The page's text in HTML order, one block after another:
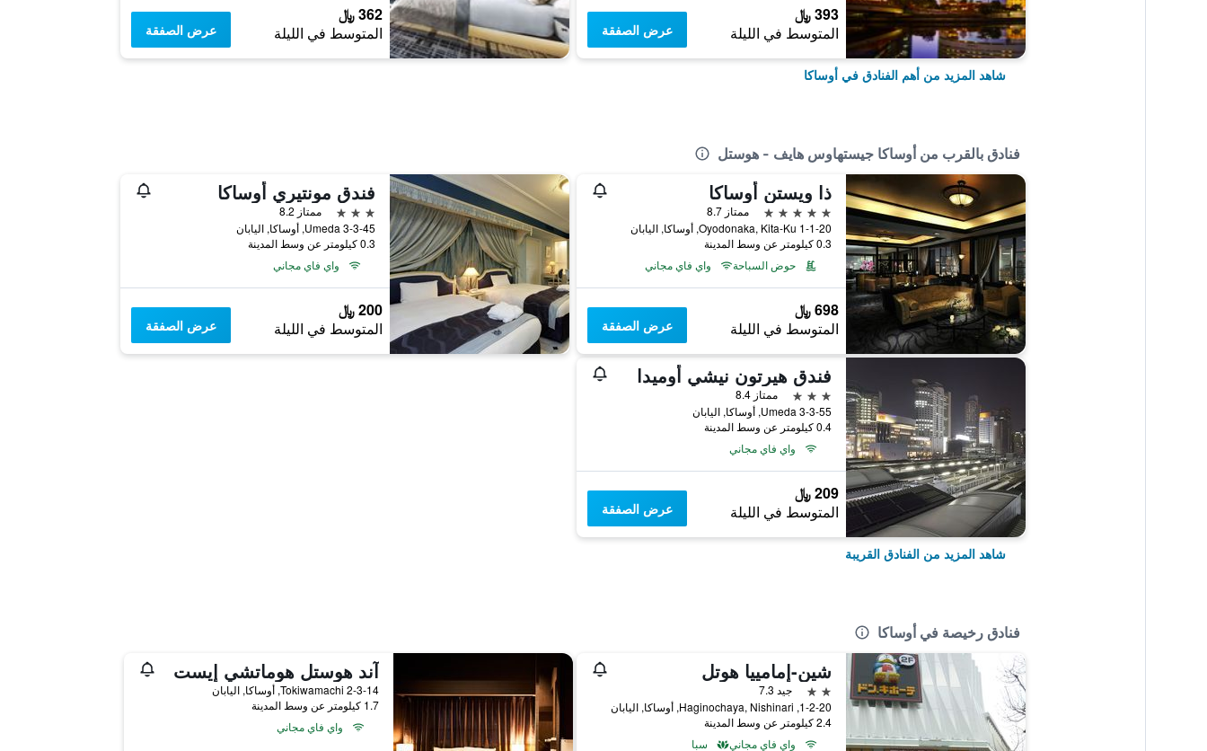
393 ﷼
المتوسط في الليلة عرض الصفقة
362 ﷼
المتوسط في الليلة عرض الصفقة
شاهد المزيد من أهم الفنادق في أوساكا
فنادق بالقرب من أوساكا جيستهاوس هايف - هوستل
ذا ويستن أوساكا
5 نجوم
ممتاز 8.7
1-1-20 Oyodonaka, Kita-Ku, أوساكا, اليابان
0.3 كيلومتر عن وسط المدينة
حوض السباحة
واي فاي مجاني
698 ﷼
المتوسط في الليلة عرض الصفقة
فندق مونتيري أوساكا
3 نجوم
ممتاز 8.2
3-3-45 Umeda, أوساكا, اليابان
0.3 كيلومتر عن وسط المدينة
واي فاي مجاني
200 ﷼
المتوسط في الليلة عرض الصفقة
فندق هيرتون نيشي أوميدا
3 نجوم
ممتاز 8.4
3-3-55 Umeda, أوساكا, اليابان
0.4 كيلومتر عن وسط المدينة
واي فاي مجاني
209 ﷼
المتوسط في الليلة عرض الصفقة
شاهد المزيد من الفنادق القريبة
فنادق رخيصة في أوساكا
شين-إمامييا هوتل
2 نجمتين
جيد 7.3
1-2-20, Haginochaya, Nishinari, أوساكا, اليابان
2.4 كيلومتر عن وسط المدينة
واي فاي مجاني
سبا
آند هوستل هوماتشي إيست
2-3-14 Tokiwamachi, أوساكا, اليابان
1.7 كيلومتر عن وسط المدينة
واي فاي مجاني